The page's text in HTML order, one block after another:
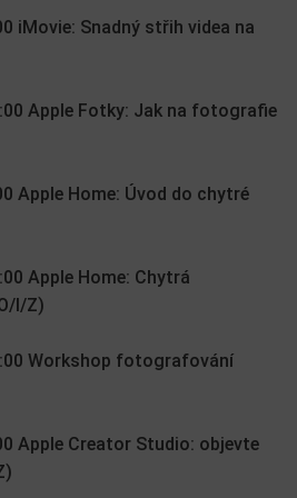
iMovie: Snadný střih videa na
Apple Fotky: Jak na fotografie
Apple Home: Úvod do chytré
Apple Home: Chytrá
I/Z)
Workshop fotografování
Apple Creator Studio: objevte